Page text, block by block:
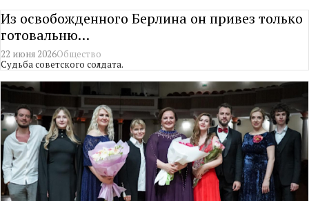
Из освобожденного Берлина он привез только
готовальню…
22 июня 2026Общество
Судьба советского солдата.